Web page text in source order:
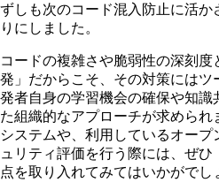
ずしも次のコード混入防止に活
りにしました。
コードの複雑さや脆弱性の深刻
発」だからこそ、その対策にはツ
発者自身の学習機会の確保や知識
た組織的なアプローチが求められ
システムや、利用しているオープ
ュリティ評価を行う際には、ぜ
点を取り入れてみてはいかがでし